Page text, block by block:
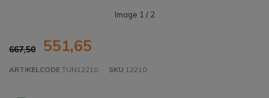
Image 1 / 2
667,50 551,65
ARTIKELCODE TUN12210 SKU 12210